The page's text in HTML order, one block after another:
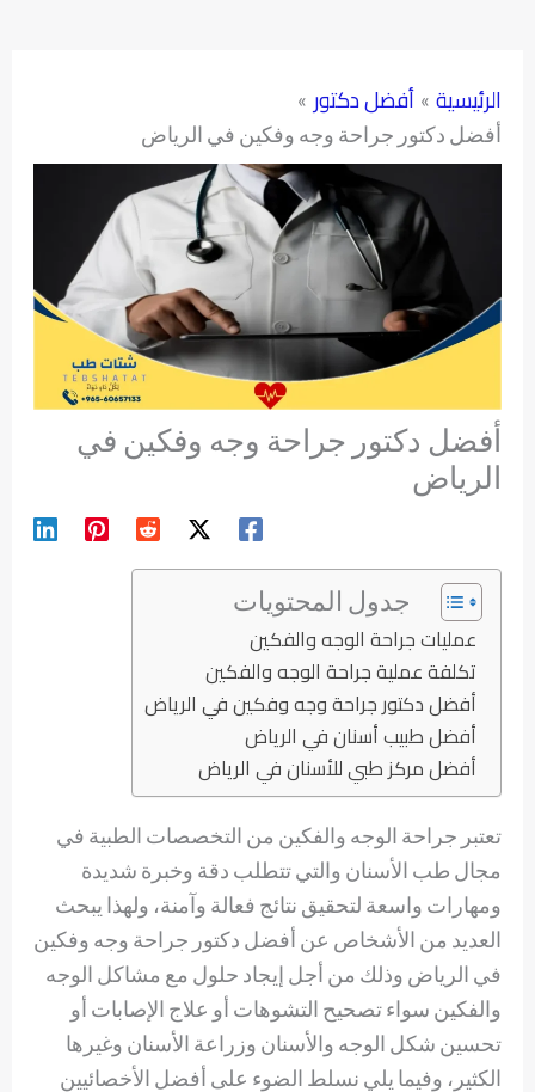
الرئيسية أفضل دكتور
أفضل دكتور جراحة وجه وفكين في الرياض
أفضل دكتور جراحة وجه وفكين في
الرياض
جدول المحتويات
عمليات جراحة الوجه والفكين
تكلفة عملية جراحة الوجه والفكين
أفضل دكتور جراحة وجه وفكين في الرياض
أفضل طبيب أسنان في الرياض
أفضل مركز طبي للأسنان في الرياض
تعتبر جراحة الوجه والفكين من التخصصات الطبية في
مجال طب الأسنان والتي تتطلب دقة وخبرة شديدة
ومهارات واسعة لتحقيق نتائج فعالة وآمنة، ولهذا يبحث
العديد من الأشخاص عن أفضل دكتور جراحة وجه وفكين
في الرياض وذلك من أجل إيجاد حلول مع مشاكل الوجه
والفكين سواء تصحيح التشوهات أو علاج الإصابات أو
تحسين شكل الوجه والأسنان وزراعة الأسنان وغيرها
الكثير، وفيما يلي نسلط الضوء على أفضل الأخصائيين